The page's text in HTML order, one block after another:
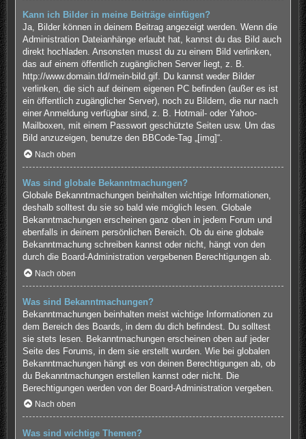
Kann ich Bilder in meine Beiträge einfügen?
Ja, Bilder können in deinem Beitrag angezeigt werden. Wenn die
Administration Dateianhänge erlaubt hat, kannst du das Bild auch
direkt hochladen. Ansonsten musst du zu einem Bild verlinken,
das auf einem öffentlich zugänglichen Server liegt, z. B.
http://www.domain.tld/mein-bild.gif. Du kannst weder Bilder
verlinken, die sich auf deinem eigenen PC befinden (außer es ist
ein öffentlich zugänglicher Server), noch zu Bildern, die nur nach
einer Anmeldung verfügbar sind, z. B. Hotmail- oder Yahoo-
Mailboxen, mit einem Passwort geschützte Seiten usw. Um das
Bild anzuzeigen, benutze den BBCode-Tag „[img]“.
Nach oben
Was sind globale Bekanntmachungen?
Globale Bekanntmachungen beinhalten wichtige Informationen,
deshalb solltest du sie so bald wie möglich lesen. Globale
Bekanntmachungen erscheinen ganz oben in jedem Forum und
ebenfalls in deinem persönlichen Bereich. Ob du eine globale
Bekanntmachung schreiben kannst oder nicht, hängt von den
durch die Board-Administration vergebenen Berechtigungen ab.
Nach oben
Was sind Bekanntmachungen?
Bekanntmachungen beinhalten meist wichtige Informationen zu
dem Bereich des Boards, in dem du dich befindest. Du solltest
sie stets lesen. Bekanntmachungen erscheinen oben auf jeder
Seite des Forums, in dem sie erstellt wurden. Wie bei globalen
Bekanntmachungen hängt es von deinen Berechtigungen ab, ob
du Bekanntmachungen erstellen kannst oder nicht. Die
Berechtigungen werden von der Board-Administration vergeben.
Nach oben
Was sind wichtige Themen?